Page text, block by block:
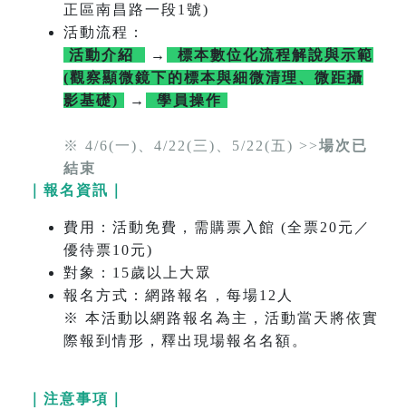
正區南昌路一段1號)
活動流程：
活動介紹
→
標本數位化流程解說與示範
(觀察顯微鏡下的標本與細微清理、微距攝
影基礎)
→ 學員操作
※ 4/6(一)、4/22(三)、5/22(五) >>場次已
結束
｜報名資訊｜
費用：活動免費，需購票入館 (全票20元／
優待票10元)
對象：15歲以上大眾
報名方式：網路報名，每場12人
※ 本活動以網路報名為主，活動當天將依實
際報到情形，釋出現場報名名額。
｜注意事項｜